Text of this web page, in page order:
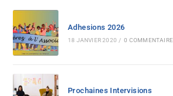
Adhesions 2026
18 JANVIER 2020 / 0 COMMENTAIRE
Prochaines Intervisions